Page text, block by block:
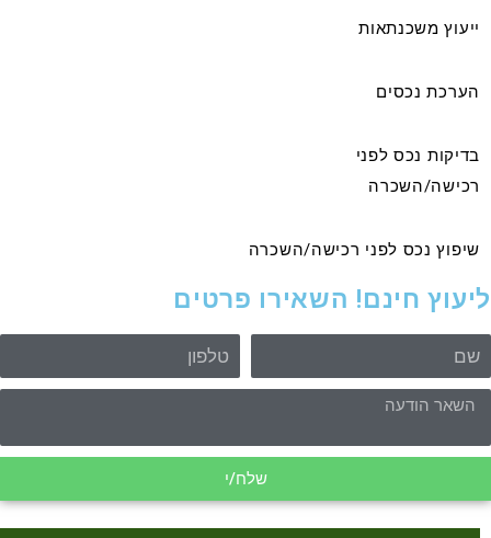
ייעוץ משכנתאות
הערכת נכסים
בדיקות נכס לפני
רכישה/השכרה
שיפוץ נכס לפני רכישה/השכרה
חינם! השאירו פרטים
שלח/י